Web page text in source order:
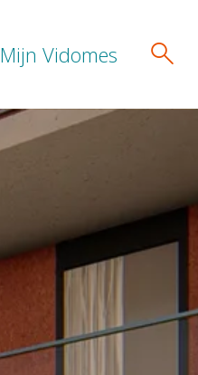
Mijn Vidomes